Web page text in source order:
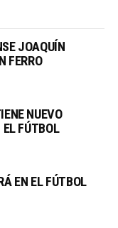
JOAQUÍN
FERRO
NUEVO
EL FÚTBOL
EN EL FÚTBOL